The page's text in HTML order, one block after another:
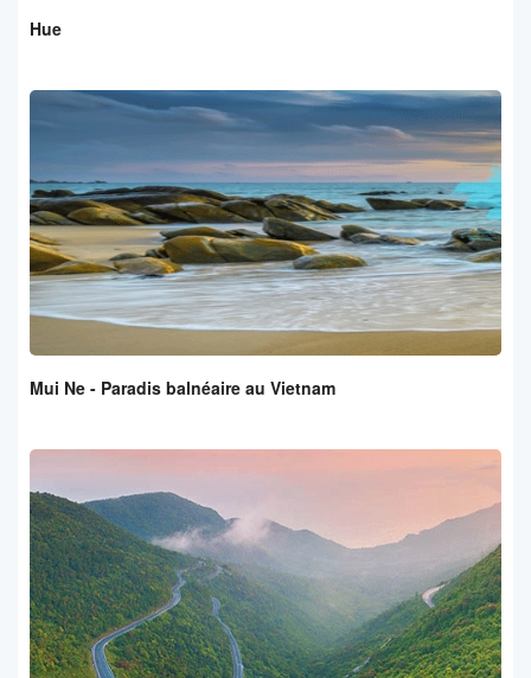
Hue
Mui Ne - Paradis balnéaire au Vietnam